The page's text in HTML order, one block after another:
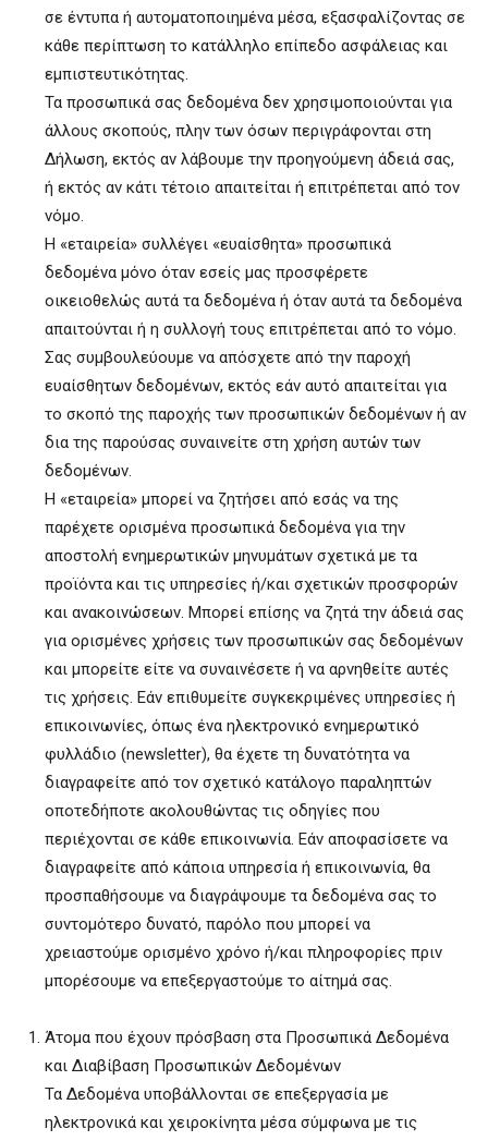
σε έντυπα ή αυτοματοποιημένα μέσα, εξασφαλίζοντας σε
κάθε περίπτωση το κατάλληλο επίπεδο ασφάλειας και
εμπιστευτικότητας.
Τα προσωπικά σας δεδομένα δεν χρησιμοποιούνται για
άλλους σκοπούς, πλην των όσων περιγράφονται στη
Δήλωση, εκτός αν λάβουμε την προηγούμενη άδειά σας,
ή εκτός αν κάτι τέτοιο απαιτείται ή επιτρέπεται από τον
νόμο.
Η «εταιρεία» συλλέγει «ευαίσθητα» προσωπικά
δεδομένα μόνο όταν εσείς μας προσφέρετε
οικειοθελώς αυτά τα δεδομένα ή όταν αυτά τα δεδομένα
απαιτούνται ή η συλλογή τους επιτρέπεται από το νόμο.
Σας συμβουλεύουμε να απόσχετε από την παροχή
ευαίσθητων δεδομένων, εκτός εάν αυτό απαιτείται για
το σκοπό της παροχής των προσωπικών δεδομένων ή αν
δια της παρούσας συναινείτε στη χρήση αυτών των
δεδομένων.
Η «εταιρεία» μπορεί να ζητήσει από εσάς να της
παρέχετε ορισμένα προσωπικά δεδομένα για την
αποστολή ενημερωτικών μηνυμάτων σχετικά με τα
προϊόντα και τις υπηρεσίες ή/και σχετικών προσφορών
και ανακοινώσεων. Μπορεί επίσης να ζητά την άδειά σας
για ορισμένες χρήσεις των προσωπικών σας δεδομένων
και μπορείτε είτε να συναινέσετε ή να αρνηθείτε αυτές
τις χρήσεις. Εάν επιθυμείτε συγκεκριμένες υπηρεσίες ή
επικοινωνίες, όπως ένα ηλεκτρονικό ενημερωτικό
φυλλάδιο (newsletter), θα έχετε τη δυνατότητα να
διαγραφείτε από τον σχετικό κατάλογο παραληπτών
οποτεδήποτε ακολουθώντας τις οδηγίες που
περιέχονται σε κάθε επικοινωνία. Εάν αποφασίσετε να
διαγραφείτε από κάποια υπηρεσία ή επικοινωνία, θα
προσπαθήσουμε να διαγράψουμε τα δεδομένα σας το
συντομότερο δυνατό, παρόλο που μπορεί να
χρειαστούμε ορισμένο χρόνο ή/και πληροφορίες πριν
μπορέσουμε να επεξεργαστούμε το αίτημά σας.
Άτομα που έχουν πρόσβαση στα Προσωπικά Δεδομένα
και Διαβίβαση Προσωπικών Δεδομένων
Τα Δεδομένα υποβάλλονται σε επεξεργασία με
ηλεκτρονικά και χειροκίνητα μέσα σύμφωνα με τις